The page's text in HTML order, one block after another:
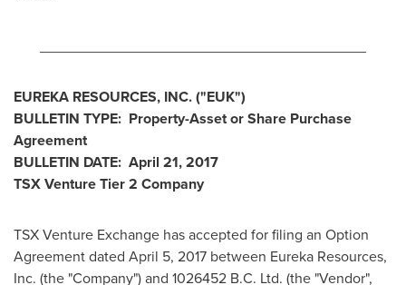
EUREKA RESOURCES, INC.("EUK")
BULLETIN TYPE: Property-Asset or Share Purchase
Agreement
BULLETIN DATE: April 21, 2017
TSX Venture Tier 2 Company
TSX Venture Exchange has accepted for filing an Option
Agreement dated April 5, 2017 between Eureka Resources,
Inc. (the "Company") and 1026452 B.C. Ltd. (the "Vendor",